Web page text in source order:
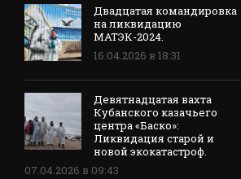
Двадцатая командировка
на ликвидацию
МАТЭК-2024.
16.04.2026 в 18:31
Девятнадцатая вахта
Кубанского казачьего
центра «Баско»:
Ликвидация старой и
новой экокатастроф.
07.04.2026 в 09:43